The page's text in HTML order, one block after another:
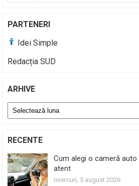
PARTENERI
Idei Simple
Redacția SUD
ARHIVE
Arhive
RECENTE
Cum alegi o cameră
atent
miercuri, 5 august 2026